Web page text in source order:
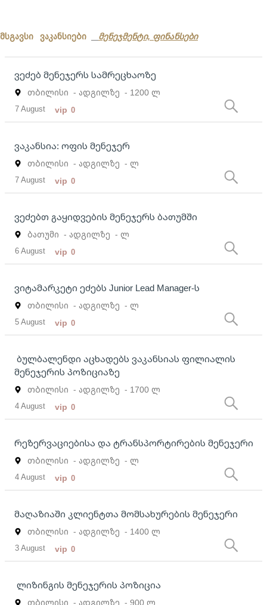
მსგავსი ვაკანსიები მენეჯმენტი, ფინანსები
ვეძებ მენეჯერს სამრეცხაოზე
თბილისი - ადგილზე - 1200 ლ
7 August vip 0
ვაკანსია: ოფის მენეჯერ
თბილისი - ადგილზე - ლ
7 August vip 0
ვეძებთ გაყიდვების მენეჯერს ბათუმში
ბათუმი - ადგილზე - ლ
6 August vip 0
ვიტამარკეტი ეძებს Junior Lead Manager-ს
თბილისი - ადგილზე - ლ
5 August vip 0
ბულბალენდი აცხადებს ვაკანსიას ფილიალის
მენეჯერის პოზიციაზე
თბილისი - ადგილზე - 1700 ლ
4 August vip 0
რეზერვაციებისა და ტრანსპორტირების მენეჯერი
თბილისი - ადგილზე - ლ
4 August vip 0
მაღაზიაში კლიენტთა მომსახურების მენეჯერი
თბილისი - ადგილზე - 1400 ლ
3 August vip 0
ლიზინგის მენეჯერის პოზიცია
თბილისი - ადგილზე - 900 ლ